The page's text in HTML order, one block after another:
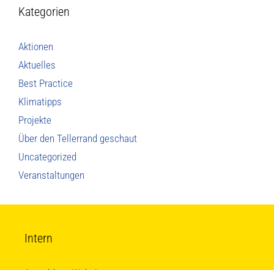
Kategorien
Aktionen
Aktuelles
Best Practice
Klimatipps
Projekte
Über den Tellerrand geschaut
Uncategorized
Veranstaltungen
Intern